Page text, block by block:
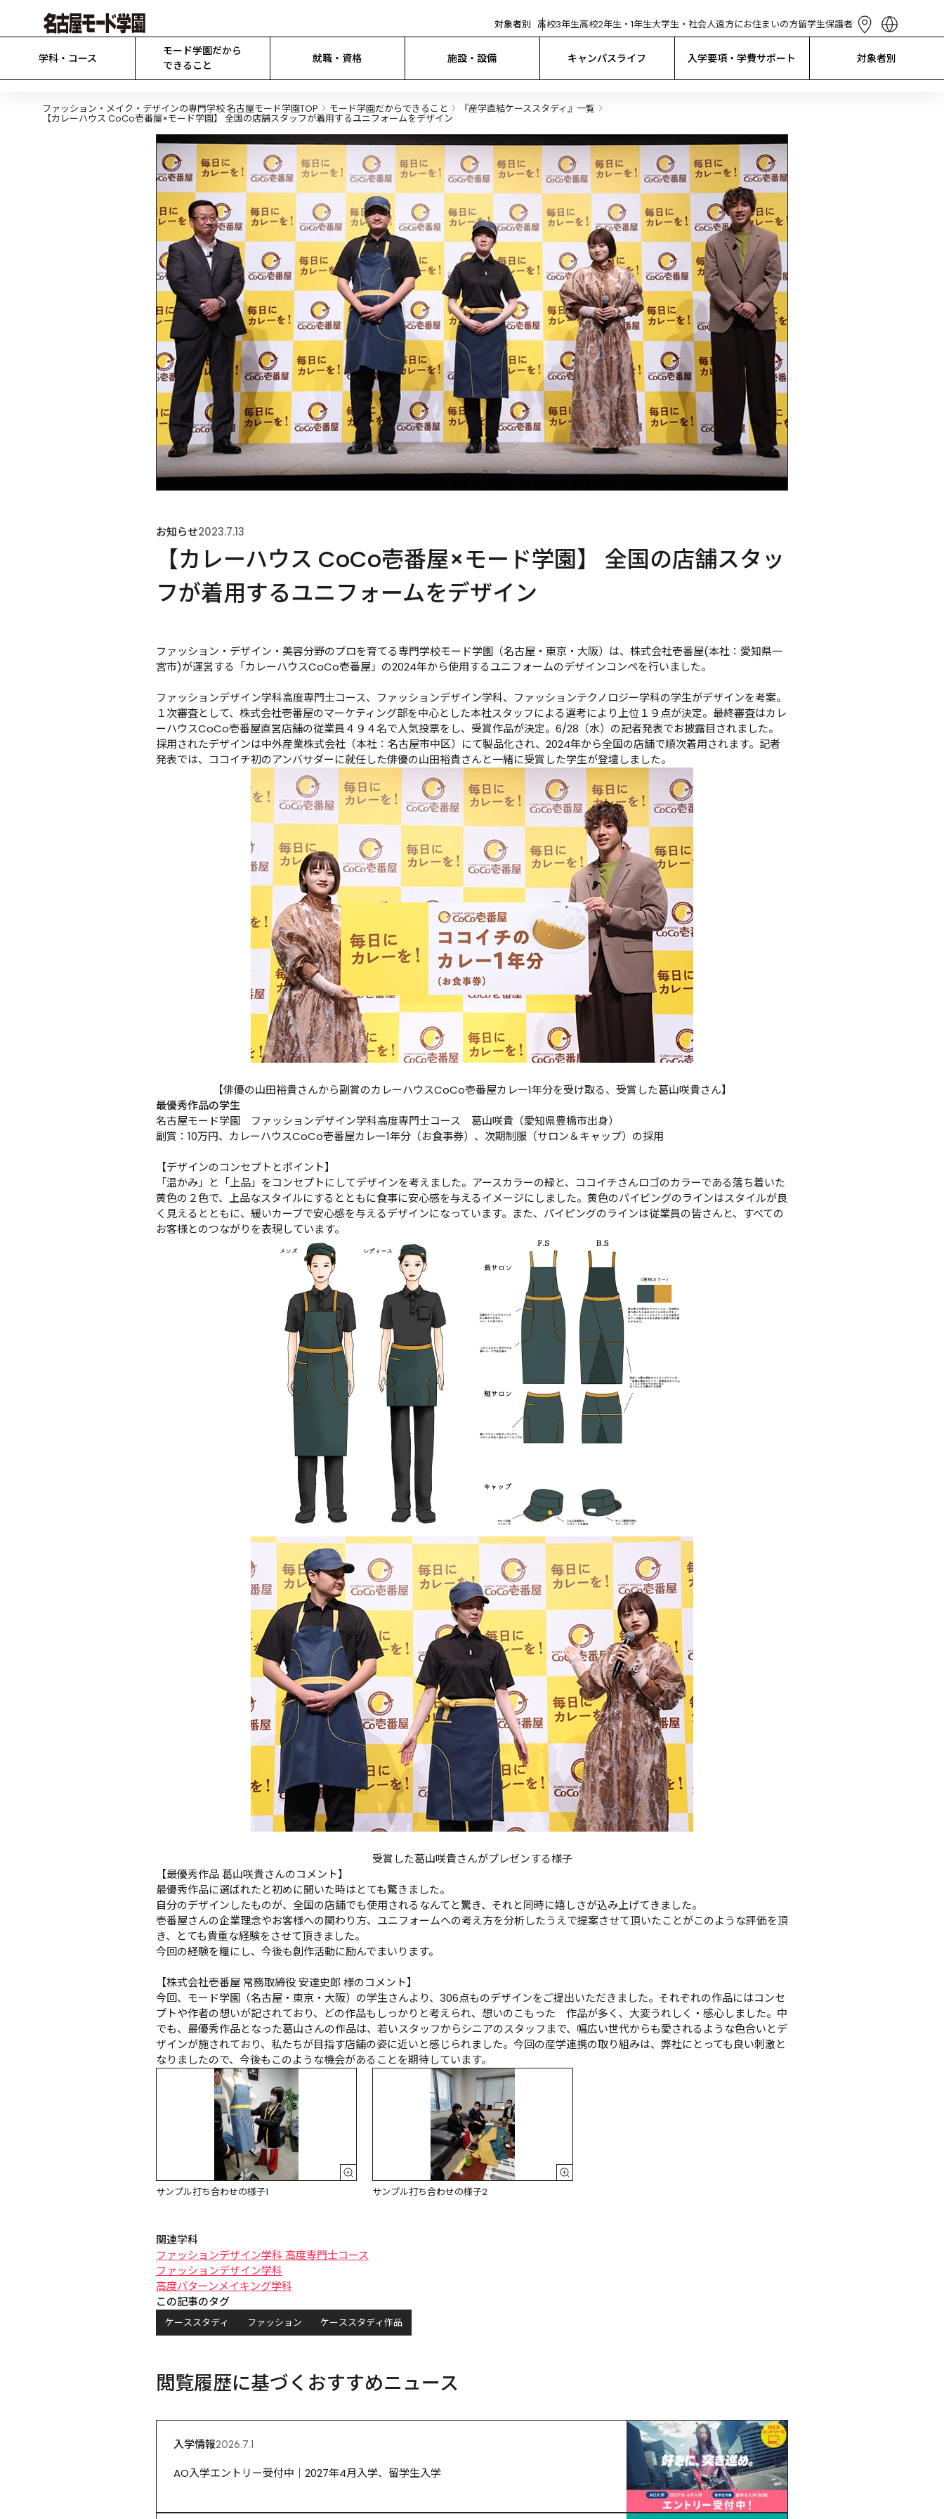
対象者別 高校3年生高校2年生・1年生大学生・社会人遠方にお住まいの方留学生保護者
简体中文
学科・コース
モード学園だから
できること
就職・資格 施設・設備 キャンパスライフ 入学要項・学費サポート 対象者別
ファッション・メイク・デザインの専門学校 名古屋モード学園TOP モード学園だからできること 『産学直結ケーススタディ』一覧
【カレーハウス CoCo壱番屋×モード学園】 全国の店舗スタッフが着用するユニフォームをデザイン
お知らせ2023.7.13
【カレーハウス CoCo壱番屋×モード学園】 全国の店舗スタッ
フが着用するユニフォームをデザイン
ファッション・デザイン・美容分野のプロを育てる専門学校モード学園（名古屋・東京・大阪）は、株式会社壱番屋(本社：愛知県一
宮市)が運営する「カレーハウスCoCo壱番屋」の2024年から使用するユニフォームのデザインコンペを行いました。
ファッションデザイン学科高度専門士コース、ファッションデザイン学科、ファッションテクノロジー学科の学生がデザインを考案。
１次審査として、株式会社壱番屋のマーケティング部を中心とした本社スタッフによる選考により上位１９点が決定。最終審査はカレ
ーハウスCoCo壱番屋直営店舗の従業員４９４名で人気投票をし、受賞作品が決定。6/28（水）の記者発表でお披露目されました。
採用されたデザインは中外産業株式会社（本社：名古屋市中区）にて製品化され、2024年から全国の店舗で順次着用されます。記者
発表では、ココイチ初のアンバサダーに就任した俳優の山田裕貴さんと一緒に受賞した学生が登壇しました。
【俳優の山田裕貴さんから副賞のカレーハウスCoCo壱番屋カレー1年分を受け取る、受賞した葛山咲貴さん】
最優秀作品の学生
名古屋モード学園　ファッションデザイン学科高度専門士コース　葛山咲貴（愛知県豊橋市出身）
副賞：10万円、カレーハウスCoCo壱番屋カレー1年分（お食事券）、次期制服（サロン＆キャップ）の採用
【デザインのコンセプトとポイント】
「温かみ」と「上品」をコンセプトにしてデザインを考えました。アースカラーの緑と、ココイチさんロゴのカラーである落ち着いた
黄色の２色で、上品なスタイルにするとともに食事に安心感を与えるイメージにしました。黄色のパイピングのラインはスタイルが良
く見えるとともに、緩いカーブで安心感を与えるデザインになっています。また、パイピングのラインは従業員の皆さんと、すべての
お客様とのつながりを表現しています。
受賞した葛山咲貴さんがプレゼンする様子
【最優秀作品 葛山咲貴さんのコメント】
最優秀作品に選ばれたと初めに聞いた時はとても驚きました。
自分のデザインしたものが、全国の店舗でも使用されるなんてと驚き、それと同時に嬉しさが込み上げてきました。
壱番屋さんの企業理念やお客様への関わり方、ユニフォームへの考え方を分析したうえで提案させて頂いたことがこのような評価を頂
き、とても貴重な経験をさせて頂きました。
今回の経験を糧にし、今後も創作活動に励んでまいります。
【株式会社壱番屋 常務取締役 安達史郎 様のコメント】
今回、モード学園（名古屋・東京・大阪）の学生さんより、306点ものデザインをご提出いただきました。それぞれの作品にはコンセ
プトや作者の想いが記されており、どの作品もしっかりと考えられ、想いのこもった　作品が多く、大変うれしく・感心しました。中
でも、最優秀作品となった葛山さんの作品は、若いスタッフからシニアのスタッフまで、幅広い世代からも愛されるような色合いとデ
ザインが施されており、私たちが目指す店舗の姿に近いと感じられました。今回の産学連携の取り組みは、弊社にとっても良い刺激と
なりましたので、今後もこのような機会があることを期待しています。
サンプル打ち合わせの様子1 サンプル打ち合わせの様子2
関連学科
ファッションデザイン学科 高度専門士コース
ファッションデザイン学科
高度パターンメイキング学科
この記事のタグ
ケーススタディ ファッション ケーススタディ作品
閲覧履歴に基づくおすすめニュース
入学情報2026.7.1
AO入学エントリー受付中｜2027年4月入学、留学生入学